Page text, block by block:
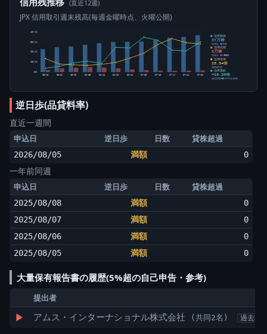
(直近12週)
JPX 信用取引週末残高(毎週金曜時点、火曜公開)
0株
10万株
20万株
30万株
40万株
05-15 05-22 05-29 06-05 06-12 06-19 06-26 07-03 07-10 07-17 07-24 07-31
信用買残
37万株
前週比 +2万株
信用売残
2万株
前週比 +1,300株
信用倍率
23.34倍
買残÷売残
信用需給
+18.30倍
純信用残÷5日平均出来高
逆日歩(品貸料率)
直近一週間
申込日 逆日歩 日数 貸株超過
2026/08/05 満額 0
一年前同週
申込日 逆日歩 日数 貸株超過
2025/08/08 満額
0
2025/08/07
満額
0
2025/08/06
満額
0
2025/08/05
満額 0
大量保有報告書の履歴(5%超の自己申告・参考)
提出者
▶ アムス・インターナショナル株式会社 (共同2名) 過去報